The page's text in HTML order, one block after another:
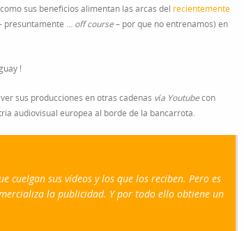
sus beneficios alimentan las arcas del recientemente
presuntamente … off course– por que no entrenamos) en
!
sus producciones en otras cadenas vía Youtubecon
audiovisual europea al borde de la bancarrota.
cuelgan sus vídeos y los que los reciben. Pero es
la publicidad. Y por todo ello obtiene un